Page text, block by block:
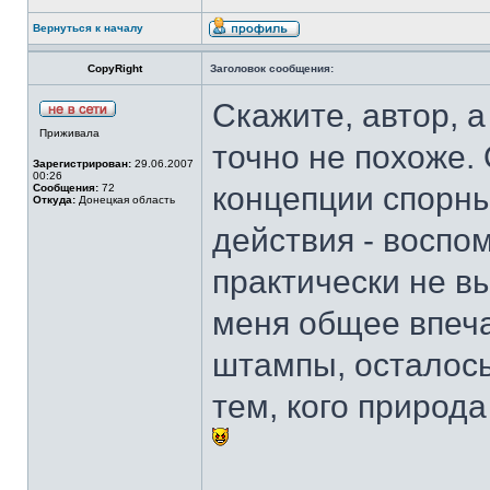
Вернуться к началу
CopyRight Заголовок сообщения:
Приживала
Зарегистрирован: 29.06.2007
00:26
Сообщения: 72
Откуда: Донецкая область
Скажите, автор,
точно не похоже.
концепции
действия -
практически не
меня общее
штампы,
тем, кого